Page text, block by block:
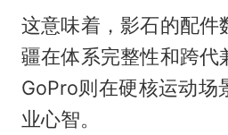
这意味着，影石的配件
疆在体系完整性和跨代
GoPro则在硬核运动场
业心智。